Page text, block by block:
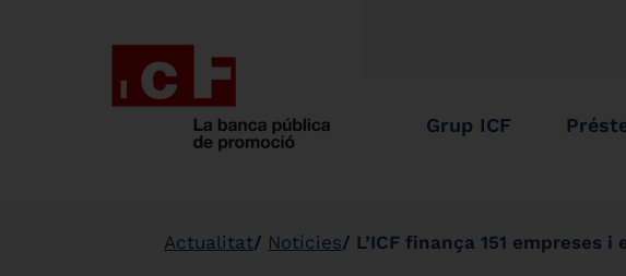
Grup ICF
Actualitat Notícies L’ICF finança 151 empreses i entitats